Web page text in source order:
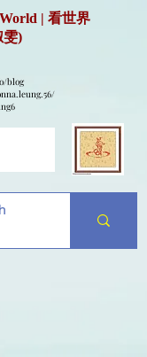
| 看世界
雯)
blog